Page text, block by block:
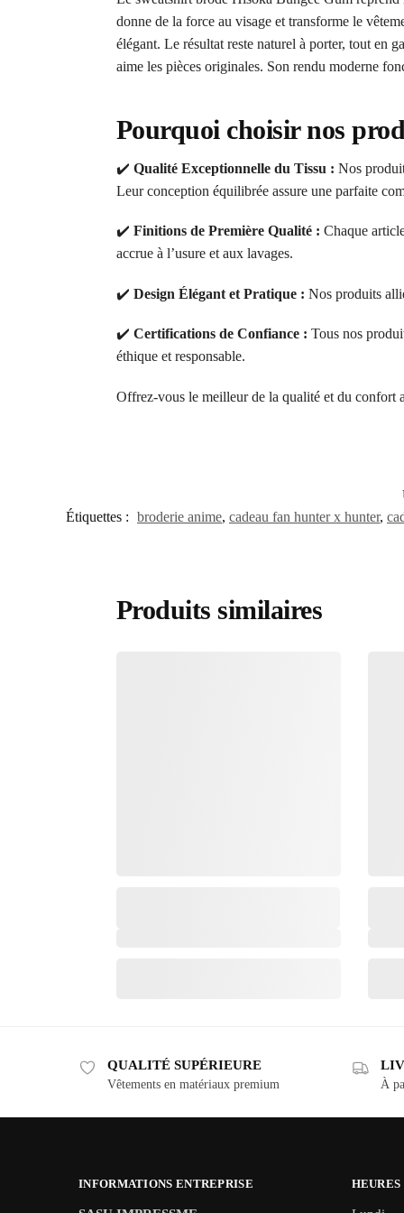
donne de la force au visage et transforme le
élégant. Le résultat reste naturel à porter, tout en
aime les pièces originales. Son rendu moderne
Pourquoi choisir nos
✔️ Qualité Exceptionnelle du Tissu : Nos
Leur conception équilibrée assure une parfaite
✔️ Finitions de Première Qualité : Chaque
accrue à l’usure et aux lavages.
✔️ Design Élégant et Pratique : Nos produits
✔️ Certifications de Confiance : Tous nos
éthique et responsable.
Offrez-vous le meilleur de la qualité et du confort
Étiquettes : broderie anime, cadeau fan hunter x hunter,
Produits similaires
QUALITÉ SUPÉRIEURE
Vêtements en matériaux premium À
INFORMATIONS ENTREPRISE HEURES